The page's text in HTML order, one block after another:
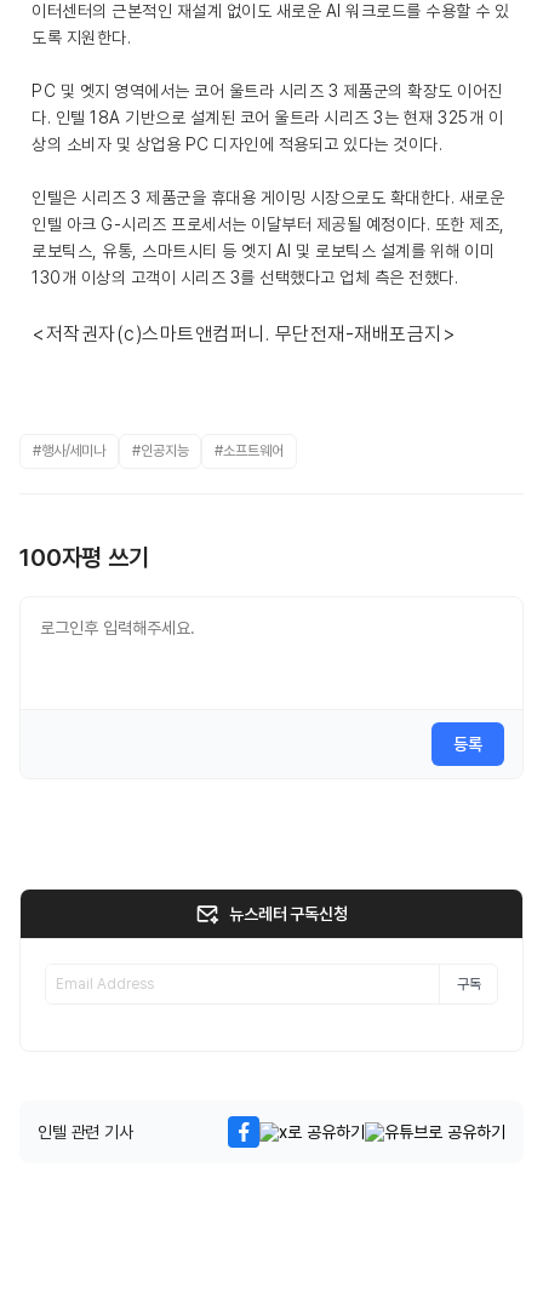
이터센터의 근본적인 재설계 없이도 새로운 AI 워크로드를 수용할 수 있
도록 지원한다.
PC 및 엣지 영역에서는 코어 울트라 시리즈 3 제품군의 확장도 이어진
다. 인텔 18A 기반으로 설계된 코어 울트라 시리즈 3는 현재 325개 이
상의 소비자 및 상업용 PC 디자인에 적용되고 있다는 것이다.
인텔은 시리즈 3 제품군을 휴대용 게이밍 시장으로도 확대한다. 새로운
인텔 아크 G-시리즈 프로세서는 이달부터 제공될 예정이다. 또한 제조,
로보틱스, 유통, 스마트시티 등 엣지 AI 및 로보틱스 설계를 위해 이미
130개 이상의 고객이 시리즈 3를 선택했다고 업체 측은 전했다.
<저작권자(c)스마트앤컴퍼니. 무단전재-재배포금지>
#행사/세미나 #인공지능 #소프트웨어
100자평 쓰기
등록
뉴스레터 구독신청
구독
인텔 관련 기사